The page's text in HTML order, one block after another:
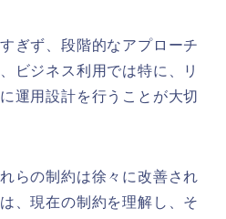
ぎず、段階的なアプローチ
ビジネス利用では特に、リ
運用設計を行うことが大切
らの制約は徐々に改善され
、現在の制約を理解し、そ